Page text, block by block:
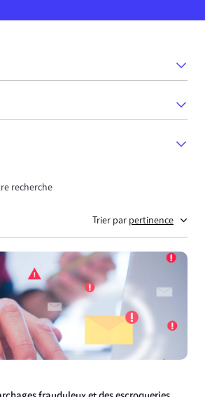
recherche
Trier par pertinence